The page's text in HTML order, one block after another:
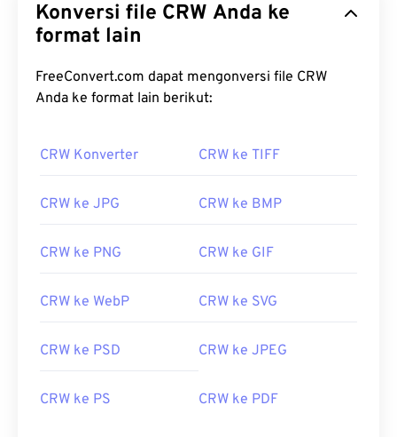
Konversi file CRW Anda ke
format lain
FreeConvert.com dapat mengonversi file CRW
Anda ke format lain berikut:
CRW Konverter CRW ke TIFF
CRW ke JPG CRW ke BMP
CRW ke PNG CRW ke GIF
CRW ke WebP CRW ke SVG
CRW ke PSD CRW ke JPEG
CRW ke PS CRW ke PDF